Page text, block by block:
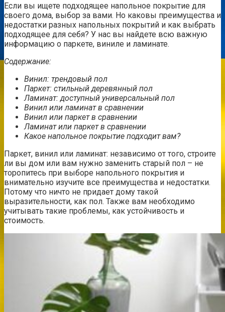
Если вы ищете подходящее напольное покрытие для
своего дома, выбор за вами. Но каковы преимущества и
недостатки разных напольных покрытий и как выбрать
подходящее для себя? У нас вы найдете всю важную
информацию о паркете, виниле и ламинате.
Содержание:
Винил: трендовый пол
Паркет: стильный деревянный пол
Ламинат: доступный универсальный пол
Винил или ламинат в сравнении
Винил или паркет в сравнении
Ламинат или паркет в сравнении
Какое напольное покрытие подходит вам?
Паркет, винил или ламинат: независимо от того, строите
ли вы дом или вам нужно заменить старый пол – не
торопитесь при выборе напольного покрытия и
внимательно изучите все преимущества и недостатки.
Потому что ничто не придает дому такой
выразительности, как пол. Также вам необходимо
учитывать такие проблемы, как устойчивость и
стоимость.